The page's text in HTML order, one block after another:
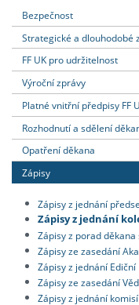
Bezpečnost
Strategické a dlouhodobé
FF UK pro udržitelnost
Výroční zprávy
Platné vnitřní předpisy FF
Rozhodnutí a sdělení
Opatření děkana
Zápisy
Zápisy z jednání
Zápisy z jednání
Zápisy z porad
Zápisy ze zasedání
Zápisy z jednání Ediční
Zápisy ze zasedání
Zápisy z jednání